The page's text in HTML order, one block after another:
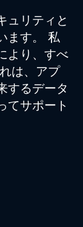
ュリティと
ます。 私
より、すべ
は、アプ
するデータ
てサポート